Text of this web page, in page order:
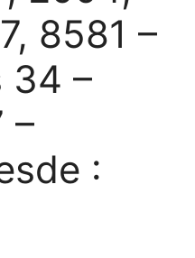
8581 –
34 –
–
: